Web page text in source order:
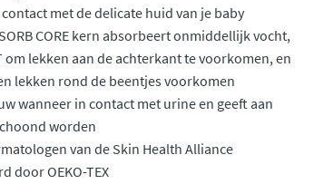
met de delicate huid van je baby
CORE kern absorbeert onmiddellijk vocht,
om lekken aan de achterkant te voorkomen, en
lekken rond de beentjes voorkomen
wanneer in contact met urine en geeft aan
worden
van de Skin Health Alliance
door OEKO-TEX